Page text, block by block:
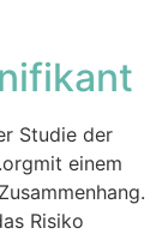
Studie der
einem
Risiko